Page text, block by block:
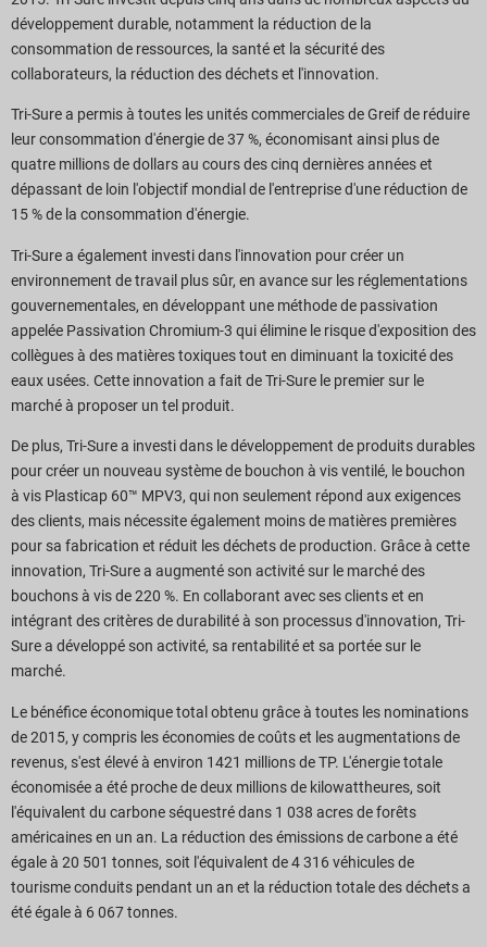
développement durable, notamment la réduction de la
consommation de ressources, la santé et la sécurité des
collaborateurs, la réduction des déchets et l'innovation.
Tri-Sure a permis à toutes les unités commerciales de Greif de réduire
leur consommation d'énergie de 37 %, économisant ainsi plus de
quatre millions de dollars au cours des cinq dernières années et
dépassant de loin l'objectif mondial de l'entreprise d'une réduction de
15 % de la consommation d'énergie.
Tri-Sure a également investi dans l'innovation pour créer un
environnement de travail plus sûr, en avance sur les réglementations
gouvernementales, en développant une méthode de passivation
appelée Passivation Chromium-3 qui élimine le risque d'exposition des
collègues à des matières toxiques tout en diminuant la toxicité des
eaux usées. Cette innovation a fait de Tri-Sure le premier sur le
marché à proposer un tel produit.
De plus, Tri-Sure a investi dans le développement de produits durables
pour créer un nouveau système de bouchon à vis ventilé, le bouchon
à vis Plasticap 60™ MPV3, qui non seulement répond aux exigences
des clients, mais nécessite également moins de matières premières
pour sa fabrication et réduit les déchets de production. Grâce à cette
innovation, Tri-Sure a augmenté son activité sur le marché des
bouchons à vis de 220 %. En collaborant avec ses clients et en
intégrant des critères de durabilité à son processus d'innovation, Tri-
Sure a développé son activité, sa rentabilité et sa portée sur le
marché.
Le bénéfice économique total obtenu grâce à toutes les nominations
de 2015, y compris les économies de coûts et les augmentations de
revenus, s'est élevé à environ 1421 millions de TP. L'énergie totale
économisée a été proche de deux millions de kilowattheures, soit
l'équivalent du carbone séquestré dans 1 038 acres de forêts
américaines en un an. La réduction des émissions de carbone a été
égale à 20 501 tonnes, soit l'équivalent de 4 316 véhicules de
tourisme conduits pendant un an et la réduction totale des déchets a
été égale à 6 067 tonnes.